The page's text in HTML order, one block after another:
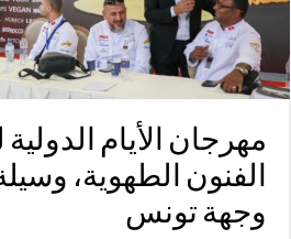
مهرجان الأيام
الفنون الطهوية،
وجهة تونس